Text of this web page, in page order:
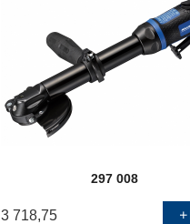
297 008
3 718,75